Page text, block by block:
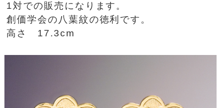
1対での販売になります。
創価学会の八葉紋の徳利です。
高さ 17.3cm